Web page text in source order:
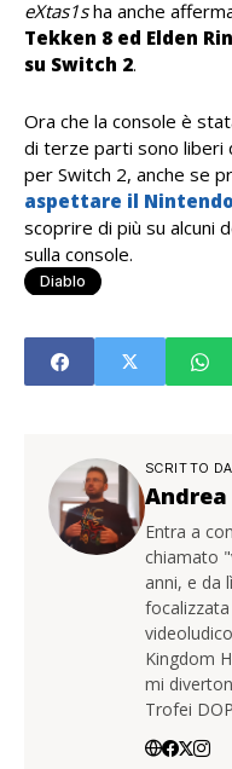
eXtas1sha anche
Tekken 8 ed Elden
su Switch 2.
Ora che la console è
di terze parti sono liberi
per Switch 2, anche se
aspettare il
scoprire di più su alcuni
sulla console.
Diablo
SCRITTO DA
Entra a
chiamato
anni, e da
Kingdom
mi
Trofei